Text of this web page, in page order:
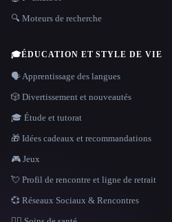
🔍 Moteurs de recherche
🎓ÉDUCATION ET STYLE DE VIE
🗣️ Apprentissage des langues
🎲 Divertissement et nouveautés
🎓 Étude et tutorat
🎁 Idées cadeaux et recommandations
🎮 Jeux
💘 Profil de rencontre et ligne de retrait
💞 Réseaux Sociaux & Rencontres